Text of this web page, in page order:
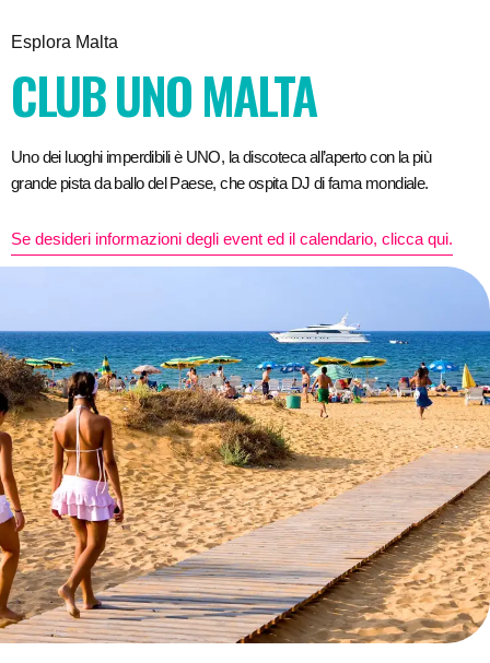
Esplora Malta
CLUB UNO MALTA
Uno dei luoghi imperdibili è UNO, la discoteca all’aperto con la più
grande pista da ballo del Paese, che ospita DJ di fama mondiale.
Se desideri informazioni degli event ed il calendario, clicca qui.